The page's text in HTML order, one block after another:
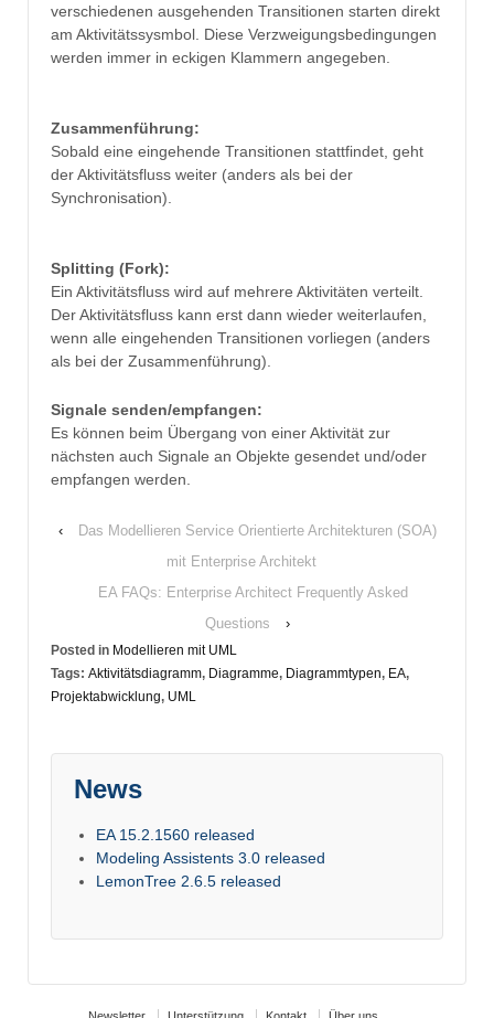
verschiedenen ausgehenden Transitionen starten direkt
am Aktivitätssysmbol. Diese Verzweigungsbedingungen
werden immer in eckigen Klammern angegeben.
Zusammenführung:
Sobald eine eingehende Transitionen stattfindet, geht
der Aktivitätsfluss weiter (anders als bei der
Synchronisation).
Splitting (Fork):
Ein Aktivitätsfluss wird auf mehrere Aktivitäten verteilt.
Der Aktivitätsfluss kann erst dann wieder weiterlaufen,
wenn alle eingehenden Transitionen vorliegen (anders
als bei der Zusammenführung).
Signale senden/empfangen:
Es können beim Übergang von einer Aktivität zur
nächsten auch Signale an Objekte gesendet und/oder
empfangen werden.
‹
Das Modellieren Service Orientierte Architekturen (SOA)
mit Enterprise Architekt
EA FAQs: Enterprise Architect Frequently Asked
Questions
›
Posted in Modellieren mit UML
Tags: Aktivitätsdiagramm, Diagramme, Diagrammtypen, EA,
Projektabwicklung, UML
News
EA 15.2.1560 released
Modeling Assistents 3.0 released
LemonTree 2.6.5 released